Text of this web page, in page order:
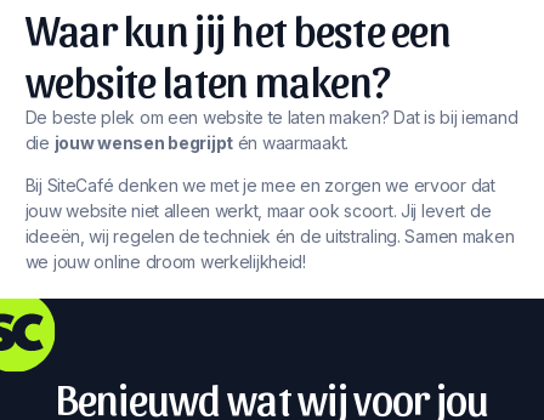
Waar kun jij het beste een
website laten maken?
De beste plek om een website te laten maken? Dat is bij iemand
die jouw wensen begrijpt én waarmaakt.
Bij SiteCafé denken we met je mee en zorgen we ervoor dat
jouw website niet alleen werkt, maar ook scoort. Jij levert de
ideeën, wij regelen de techniek én de uitstraling. Samen maken
we jouw online droom werkelijkheid!
Benieuwd wat wij voor jou